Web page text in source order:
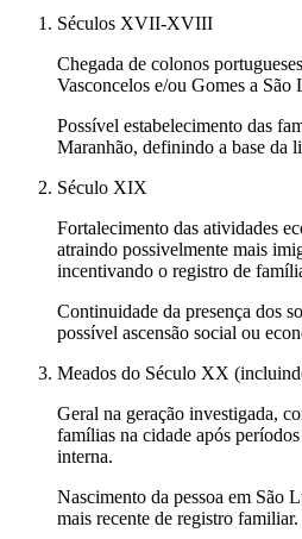
Séculos XVII-XVIII
Chegada de colonos
Vasconcelos e/ou Gomes a São
Possível estabelecimento das
Maranhão, definindo a base da
Século XIX
Fortalecimento das atividades
atraindo possivelmente mais
incentivando o registro de
Continuidade da presença dos
possível ascensão social ou
Meados do Século XX
Geral na geração investigada,
famílias na cidade após
interna.
Nascimento da pessoa em São
mais recente de registro familiar.